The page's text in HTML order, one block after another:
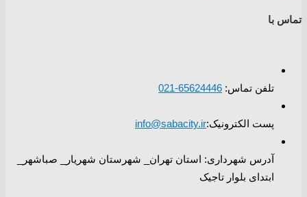
تماس با
تلفن تماس: 65624446-021
پست الکترونیک:info@sabacity.ir
آدرس شهرداری: استان تهران_ شهرستان شهریار_ صباشهر_
ابتدای بلوار تاجیک